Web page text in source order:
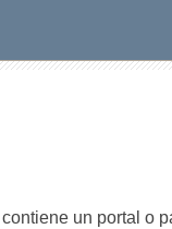
un portal o